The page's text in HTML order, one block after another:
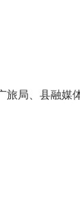
局、县融